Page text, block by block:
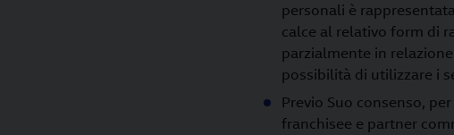
personali è
calce al relativo form di
parzialmente in
possibilità di utilizzare i
Previo Suo consenso,
franchisee e partner